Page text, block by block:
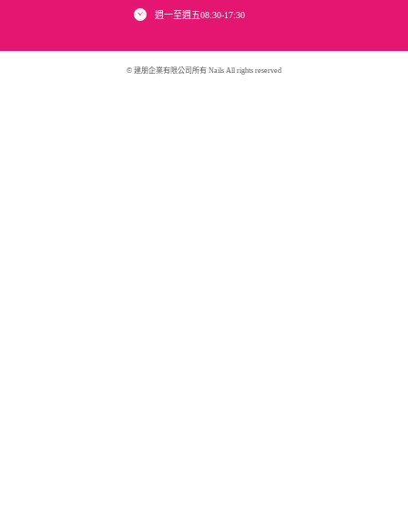
週一至週五08:30-17:30
© 建朋企業有限公司所有 Nails All rights reserved